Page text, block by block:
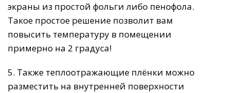
экраны из простой фольги либо пенофола.
Такое простое решение позволит вам
повысить температуру в помещении
примерно на 2 градуса!
5. Также теплоотражающие плёнки можно
разместить на внутренней поверхности